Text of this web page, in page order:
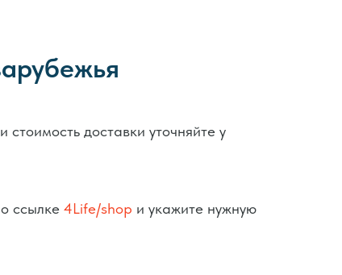
доставки уточняйте у
ссылке 4Life/shop и укажите нужную